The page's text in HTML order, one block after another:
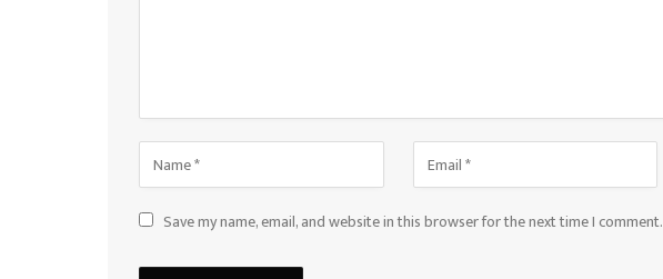
Save my name, email, and website in this browser for the next time I comment.